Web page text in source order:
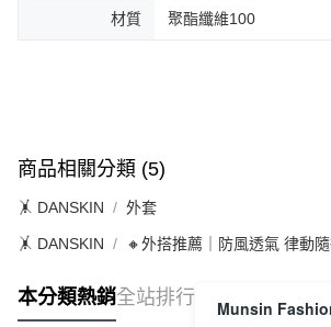
材質 聚酯纖維100
商品相關分類 (5)
🤸 DANSKIN 外套
🤸 DANSKIN 🔸外搭推薦｜防風透氣 律動
本分類熱銷全站排行
Munsin